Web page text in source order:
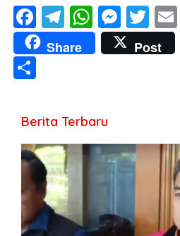
F
ac
e
o
k
T
el
e
m
W
h
at
p
p
M
e
ss
er
T
w
itt
Share Post
ar
e
Berita Terbaru